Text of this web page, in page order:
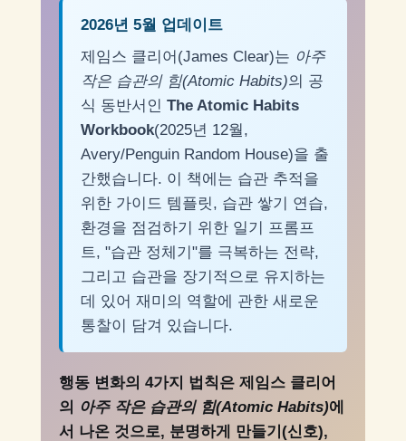
2026년 5월 업데이트
제임스 클리어(James Clear)는 아주
작은 습관의 힘(Atomic Habits)의 공
식 동반서인 The Atomic Habits
Workbook(2025년 12월,
Avery/Penguin Random House)을 출
간했습니다. 이 책에는 습관 추적을
위한 가이드 템플릿, 습관 쌓기 연습,
환경을 점검하기 위한 일기 프롬프
트, "습관 정체기"를 극복하는 전략,
그리고 습관을 장기적으로 유지하는
데 있어 재미의 역할에 관한 새로운
통찰이 담겨 있습니다.
행동 변화의 4가지 법칙은 제임스 클리어
의
아주 작은 습관의 힘(Atomic Habits)에
서 나온 것으로, 분명하게 만들기(신호),